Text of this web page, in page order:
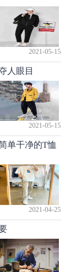
2021-05-15
人眼目
2021-05-15
单干净的T恤
2021-04-25